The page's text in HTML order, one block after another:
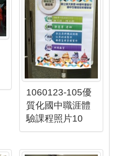
1060123-105優
質化國中職涯體
驗課程照片10